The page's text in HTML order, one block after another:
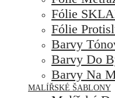
Fólie
Fólie
Barvy
Barvy Do
Barvy Na
MALÍŘSKÉ ŠABLONY